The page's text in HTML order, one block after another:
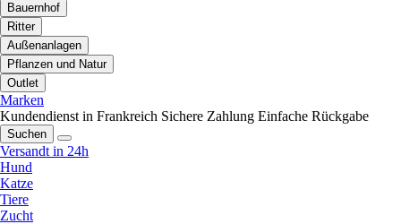
Bauernhof
Ritter
Außenanlagen
Pflanzen und Natur
Outlet
Marken
Kundendienst in Frankreich Sichere Zahlung Einfache Rückgabe
Suchen
Versandt in 24h
Hund
Katze
Tiere
Zucht